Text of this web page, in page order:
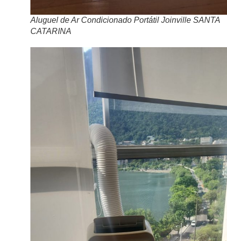
Aluguel de Ar Condicionado Portátil Joinville SANTA
CATARINA